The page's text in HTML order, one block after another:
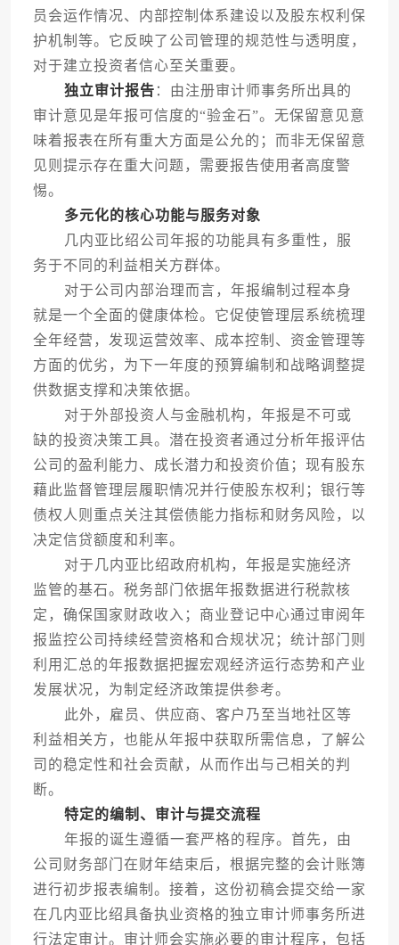
员会运作情况、内部控制体系建设以及股东权利保
护机制等。它反映了公司管理的规范性与透明度，
对于建立投资者信心至关重要。
独立审计报告 ：由注册审计师事务所出具的
审计意见是年报可信度的“验金石”。无保留意见意
味着报表在所有重大方面是公允的；而非无保留意
见则提示存在重大问题，需要报告使用者高度警
惕。
多元化的核心功能与服务对象
几内亚比绍公司年报的功能具有多重性，服
务于不同的利益相关方群体。
对于公司内部治理而言，年报编制过程本身
就是一个全面的健康体检。它促使管理层系统梳理
全年经营，发现运营效率、成本控制、资金管理等
方面的优劣，为下一年度的预算编制和战略调整提
供数据支撑和决策依据。
对于外部投资人与金融机构，年报是不可或
缺的投资决策工具。潜在投资者通过分析年报评估
公司的盈利能力、成长潜力和投资价值；现有股东
藉此监督管理层履职情况并行使股东权利；银行等
债权人则重点关注其偿债能力指标和财务风险，以
决定信贷额度和利率。
对于几内亚比绍政府机构，年报是实施经济
监管的基石。税务部门依据年报数据进行税款核
定，确保国家财政收入；商业登记中心通过审阅年
报监控公司持续经营资格和合规状况；统计部门则
利用汇总的年报数据把握宏观经济运行态势和产业
发展状况，为制定经济政策提供参考。
此外，雇员、供应商、客户乃至当地社区等
利益相关方，也能从年报中获取所需信息，了解公
司的稳定性和社会贡献，从而作出与己相关的判
断。
特定的编制、审计与提交流程
年报的诞生遵循一套严格的程序。首先，由
公司财务部门在财年结束后，根据完整的会计账簿
进行初步报表编制。接着，这份初稿会提交给一家
在几内亚比绍具备执业资格的独立审计师事务所进
行法定审计。审计师会实施必要的审计程序，包括